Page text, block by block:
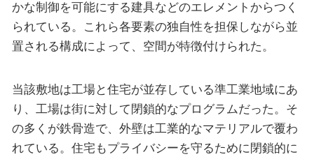
かな制御を可能にする建具などのエレメントからつく
られている。これら各要素の独自性を担保しながら並
置される構成によって、空間が特徴付けられた。
当該敷地は工場と住宅が並存している準工業地域にあ
り、工場は街に対して閉鎖的なプログラムだった。そ
の多くが鉄骨造で、外壁は工業的なマテリアルで覆わ
れている。住宅もプライバシーを守るために閉鎖的に